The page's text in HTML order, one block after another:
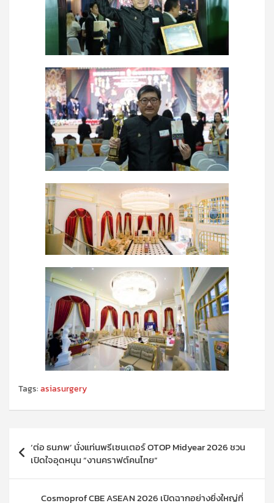
Tags:asiasurgery
แนะแนว
เรื่อง‘ต่อ ธนภพ’ นั่งแท่นพรีเซนเตอร์ OTOP Midyear 2026 ชวน
เปิดใจอุดหนุน “งานคราฟต์คนไทย”
Cosmoprof CBE ASEAN 2026 เปิดฉากอย่างยิ่งใหญ่ที่